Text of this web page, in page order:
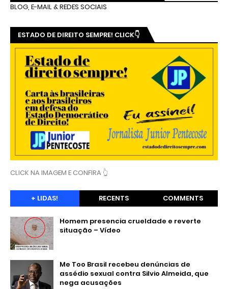
BLOG, E-MAIL & REDES SOCIAIS
ESTADO DE DIREITO SEMPRE! CLICK👇
CLICK NA IMAGEM E CONFIRA 👆
+ LIDAS! RECENTS COMMENTS
Homem presencia crueldade e reverte
situação – Vídeo
Me Too Brasil recebeu denúncias de
assédio sexual contra Silvio Almeida, que
nega acusações